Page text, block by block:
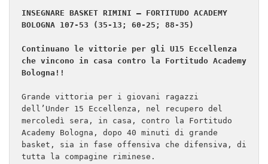
INSEGNARE BASKET RIMINI – FORTITUDO ACADEMY
BOLOGNA 107-53 (35-13; 60-25; 88-35)
Continuano le vittorie per gli U15 Eccellenza
che vincono in casa contro la Fortitudo Academy
Bologna!!
Grande vittoria per i giovani ragazzi
dell’Under 15 Eccellenza, nel recupero del
mercoledì sera, in casa, contro la Fortitudo
Academy Bologna, dopo 40 minuti di grande
basket, sia in fase offensiva che difensiva, di
tutta la compagine riminese.